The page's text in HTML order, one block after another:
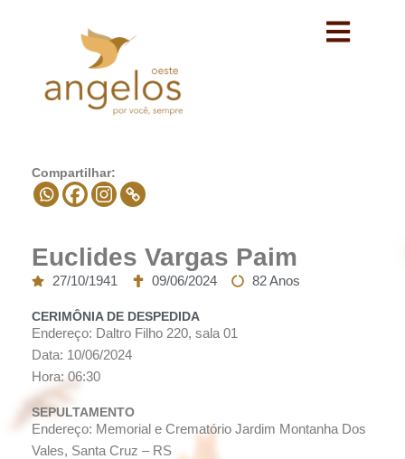
Compartilhar:
Euclides Vargas Paim
27/10/1941 09/06/2024 82 Anos
CERIMÔNIA DE DESPEDIDA
Endereço: Daltro Filho 220, sala 01
Data: 10/06/2024
Hora: 06:30
SEPULTAMENTO
Endereço: Memorial e Crematório Jardim Montanha Dos
Vales, Santa Cruz – RS